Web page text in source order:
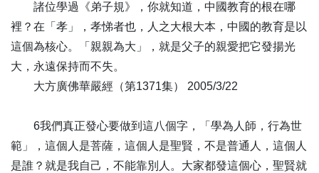
人材之成 自兒童始-全1集
61
路漫漫其修遠兮 吾將上下而求索-全1集
62
若無淨信，如用芒草射箭-全1集
63
眾生大慈父 眾生所歸趣-全1集
65
盛暑炎毒 捨離眾惱-全1集
66
一心稱名 皆得解脫-全1集
67
暑退涼初 究竟清涼-全1集
諸位學過《弟子規》，你就知道，中國教育的根在哪
裡？在「孝」，孝悌者也，人之大根大本，中國的教育是以
這個為核心。「親親為大」，就是父子的親愛把它發揚光
大，永遠保持而不失。
大方廣佛華嚴經（第1371集） 2005/3/22
6我們真正發心要做到這八個字，「學為人師，行為世
範」，這個人是菩薩，這個人是聖賢，不是普通人，這個人
是誰？就是我自己，不能靠別人。大家都發這個心，聖賢就